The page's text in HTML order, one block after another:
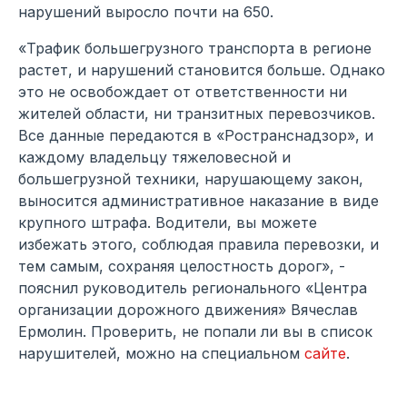
нарушений выросло почти на 650.
«Трафик большегрузного транспорта в регионе
растет, и нарушений становится больше. Однако
это не освобождает от ответственности ни
жителей области, ни транзитных перевозчиков.
Все данные передаются в «Ространснадзор», и
каждому владельцу тяжеловесной и
большегрузной техники, нарушающему закон,
выносится административное наказание в виде
крупного штрафа. Водители, вы можете
избежать этого, соблюдая правила перевозки, и
тем самым, сохраняя целостность дорог», -
пояснил руководитель регионального «Центра
организации дорожного движения» Вячеслав
Ермолин. Проверить, не попали ли вы в список
нарушителей, можно на специальном сайте.